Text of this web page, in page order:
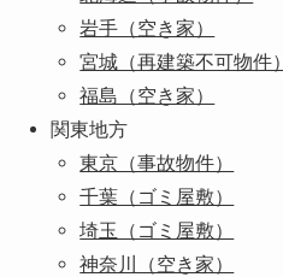
岩手（空き家）
宮城（再建築不可物件）
福島（空き家）
関東地方
東京（事故物件）
千葉（ゴミ屋敷）
埼玉（ゴミ屋敷）
神奈川（空き家）